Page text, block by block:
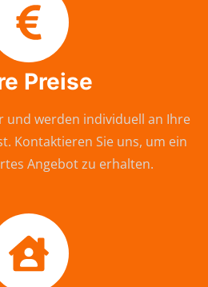
Preise
und werden individuell an Ihre
Kontaktieren Sie uns, um ein
Angebot zu erhalten.